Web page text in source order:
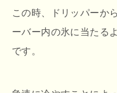
この時、ドリッパーか
ーバー内の氷に当たる
です。